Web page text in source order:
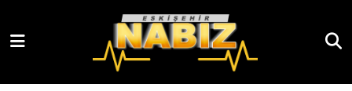
Eskişehir Hava Durumu